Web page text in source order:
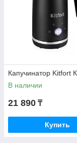
Капучинатор Kitfort
В наличии
21 890 ₸
Купить